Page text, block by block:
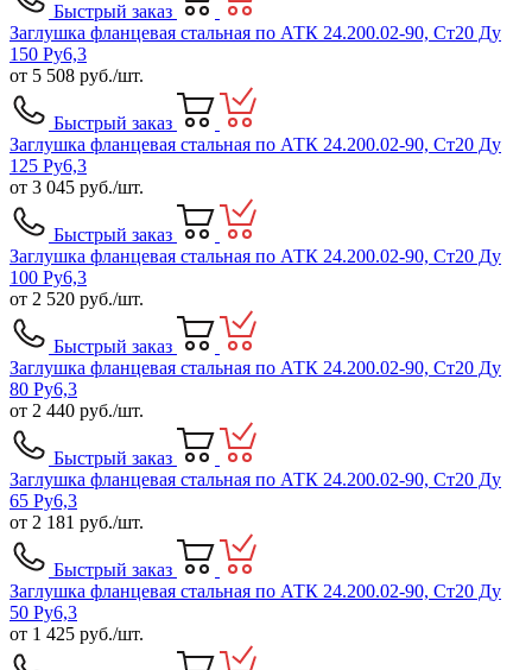
Быстрый заказ
Заглушка фланцевая стальная по АТК 24.200.02-90, Ст20 Ду
150 Ру6,3
от 5 508 руб./шт.
Быстрый заказ
Заглушка фланцевая стальная по АТК 24.200.02-90, Ст20 Ду
125 Ру6,3
от 3 045 руб./шт.
Быстрый заказ
Заглушка фланцевая стальная по АТК 24.200.02-90, Ст20 Ду
100 Ру6,3
от 2 520 руб./шт.
Быстрый заказ
Заглушка фланцевая стальная по АТК 24.200.02-90, Ст20 Ду
80 Ру6,3
от 2 440 руб./шт.
Быстрый заказ
Заглушка фланцевая стальная по АТК 24.200.02-90, Ст20 Ду
65 Ру6,3
от 2 181 руб./шт.
Быстрый заказ
Заглушка фланцевая стальная по АТК 24.200.02-90, Ст20 Ду
50 Ру6,3
от 1 425 руб./шт.